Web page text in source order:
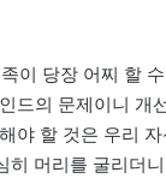
이 당장 어찌 할
드의 문제이니 개
야 할 것은 우리
히 머리를 굴리더